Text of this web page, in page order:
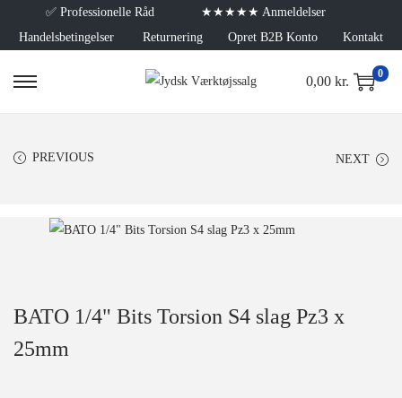
✅ Professionelle Råd
★★★★★ Anmeldelser
Handelsbetingelser
Returnering Opret B2B Konto Kontakt
0,00 kr. 0
PREVIOUS NEXT
BATO 1/4" Bits Torsion S4 slag Pz3 x
25mm